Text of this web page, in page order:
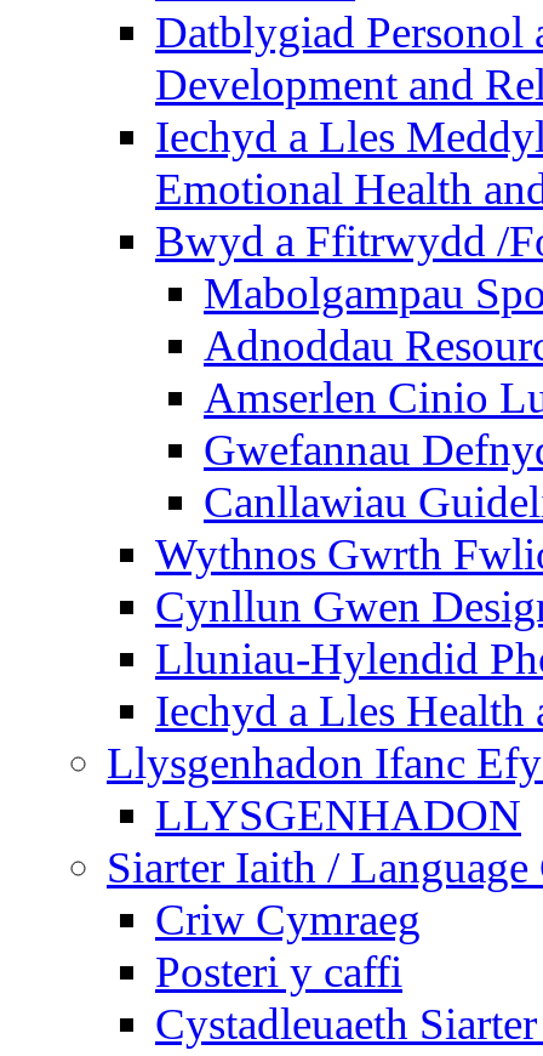
Datblygiad Personol
Development and
Iechyd a Lles
Emotional Health
Bwyd a Ffitrwydd /
Mabolgampau
Adnoddau
Amserlen Cinio
Gwefannau
Canllawiau
Wythnos Gwrth
Cynllun Gwen
Lluniau-Hylendid
Iechyd a Lles Health
Llysgenhadon Ifanc
LLYSGENHADON
Siarter Iaith / Language
Criw Cymraeg
Posteri y caffi
Cystadleuaeth